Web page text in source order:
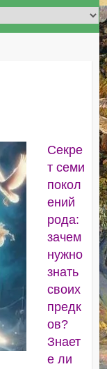
Секре
т семи
покол
ений
рода:
зачем
нужно
знать
своих
предк
ов?
Знает
е ли